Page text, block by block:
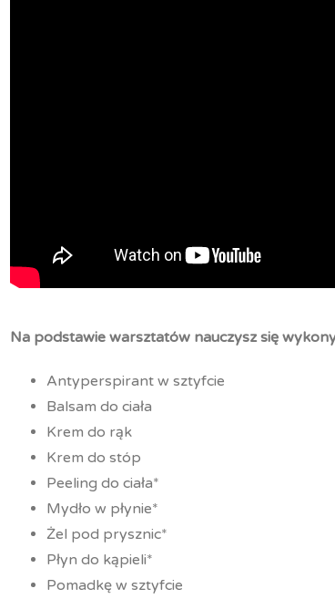
Na podstawie warsztatów nauczysz się
Antyperspirant w sztyfcie
Balsam do ciała
Krem do rąk
Krem do stóp
Peeling do ciała*
Mydło w płynie*
Żel pod prysznic*
Płyn do kąpieli*
Pomadkę w sztyfcie